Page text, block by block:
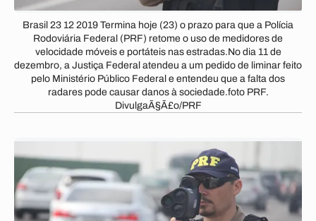
Brasil 23 12 2019 Termina hoje (23) o prazo para que a Polícia
Rodoviária Federal (PRF) retome o uso de medidores de
velocidade móveis e portáteis nas estradas.No dia 11 de
dezembro, a Justiça Federal atendeu a um pedido de liminar feito
pelo Ministério Público Federal e entendeu que a falta dos
radares pode causar danos à sociedade.foto PRF.
DivulgaÃ§Ã£o/PRF